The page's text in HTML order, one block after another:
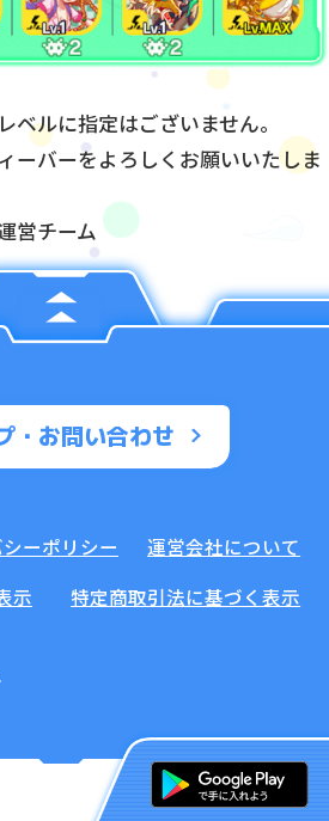
ルに指定はございません。
ーバーをよろしくお願いいたしま
営チーム
・お問い合わせ
ーポリシー
運営会社について
示
特定商取引法に基づく表示